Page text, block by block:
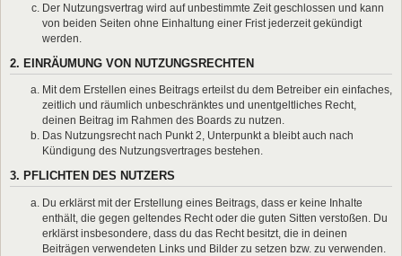
Der Nutzungsvertrag wird auf unbestimmte Zeit geschlossen und kann
von beiden Seiten ohne Einhaltung einer Frist jederzeit gekündigt
werden.
2. EINRÄUMUNG VON NUTZUNGSRECHTEN
Mit dem Erstellen eines Beitrags erteilst du dem Betreiber ein einfaches,
zeitlich und räumlich unbeschränktes und unentgeltliches Recht,
deinen Beitrag im Rahmen des Boards zu nutzen.
Das Nutzungsrecht nach Punkt 2, Unterpunkt a bleibt auch nach
Kündigung des Nutzungsvertrages bestehen.
3. PFLICHTEN DES NUTZERS
Du erklärst mit der Erstellung eines Beitrags, dass er keine Inhalte
enthält, die gegen geltendes Recht oder die guten Sitten verstoßen. Du
erklärst insbesondere, dass du das Recht besitzt, die in deinen
Beiträgen verwendeten Links und Bilder zu setzen bzw. zu verwenden.